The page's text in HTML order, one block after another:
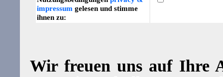
impressum gelesen und stimme
ihnen zu:
Wir freuen uns auf Ihre